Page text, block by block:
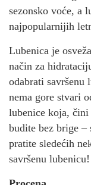
sezonsko voće, a
najpopularnijih
Lubenica je
način za
odabrati savršenu
nema gore stvari
lubenice koja,
budite bez brige –
pratite sledećih
savršenu lubenicu!